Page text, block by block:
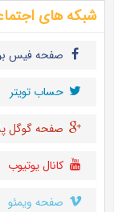
شبکه های
صفحه فیس
حساب تويتر
صفحه گوگل
کانال یوتیوب
صفحه ویمئو